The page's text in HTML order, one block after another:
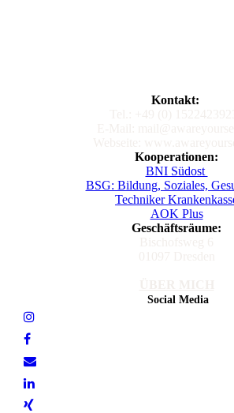
Kontakt:
Kooperationen:
BNI Südost
BSG: Bildung, Soziales,
Techniker
AOK Plus
Geschäftsräume:
Social Media